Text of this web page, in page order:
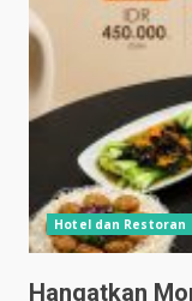
Hotel dan Restoran
Hangatkan